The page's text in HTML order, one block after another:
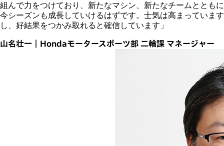
組んで力をつけており、新たなマシン、新たなチームとともに
今シーズンも成長していけるはずです。士気は高まっています
し、好結果をつかみ取れると確信しています」
山名壮一｜Hondaモータースポーツ部 二輪課 マネージャー